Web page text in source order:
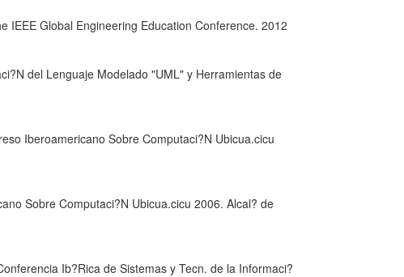
IEEE Global Engineering Education Conference. 2012
del Lenguaje Modelado "UML" y Herramientas de
Iberoamericano Sobre Computaci?N Ubicua.cicu
Sobre Computaci?N Ubicua.cicu 2006. Alcal? de
Ib?Rica de Sistemas y Tecn. de la Informaci?